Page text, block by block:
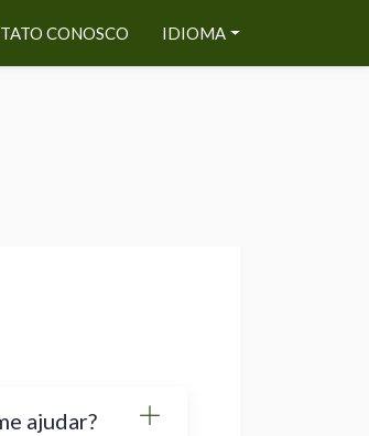
CONOSCO IDIOMA
ajudar?